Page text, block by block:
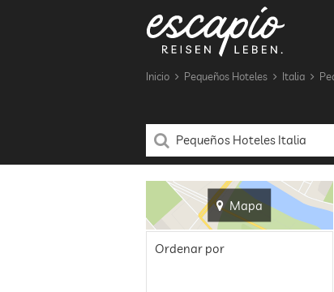
Inicio Pequeños Hoteles Italia
Mapa
Ordenar por